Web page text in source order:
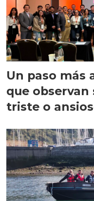
Un paso más
que observan
triste o